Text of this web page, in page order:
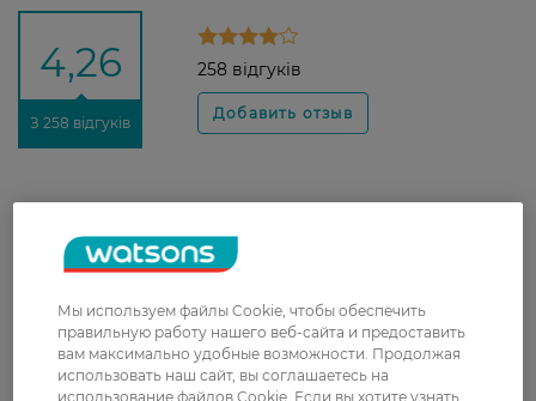
4,26
З 258 відгуків
258 відгуків
25 февраля, 2024
полюбляє саме цю
Галина
21 мая, 2022
Хороша паста
Мы используем файлы Cookie, чтобы обеспечить
правильную работу нашего веб-сайта и предоставить
вам максимально удобные возможности. Продолжая
использовать наш сайт, вы соглашаетесь на
использование файлов Cookie. Если вы хотите узнать